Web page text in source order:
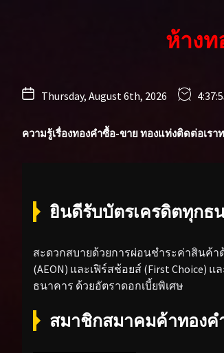
ห้าง
Thursday, August 6th, 2026
ความรู้เรื่องทองคำซื้อ-ขาย ทองแท่งติดต่อเรา
ยินดีรับบัตรเครดิตทุกธ
สะดวกสบายด้วยการผ่อนชำระค่าสินค้า
(AEON) และเฟิร์สช้อยส์ (First Choice)
ธนาคาร ด้วยอัตราดอกเบี้ยพิเศษ
สมาชิกสมาคมค้าทองค